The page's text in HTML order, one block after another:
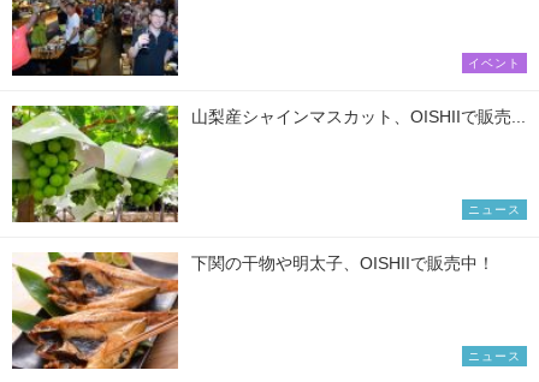
イベント
山梨産シャインマスカット、OISHIIで販売...
ニュース
下関の干物や明太子、OISHIIで販売中！
ニュース